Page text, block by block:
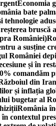
Economia
bate
tehnologie
bruscă
României)
a susține
României
și în
comandăm
din Iran
și inflația
bugetar al
România
contextul